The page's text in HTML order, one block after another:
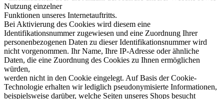
Nutzung einzelner
Funktionen unseres Internetauftritts.
Bei Aktivierung des Cookies wird diesem eine
Identifikationsnummer zugewiesen und eine Zuordnung Ihrer
personenbezogenen Daten zu dieser Identifikationsnummer wird
nicht vorgenommen. Ihr Name, Ihre IP-Adresse oder ähnliche
Daten, die eine Zuordnung des Cookies zu Ihnen ermöglichen
würden,
werden nicht in den Cookie eingelegt. Auf Basis der Cookie-
Technologie erhalten wir lediglich pseudonymisierte Informationen,
beispielsweise darüber, welche Seiten unseres Shops besucht